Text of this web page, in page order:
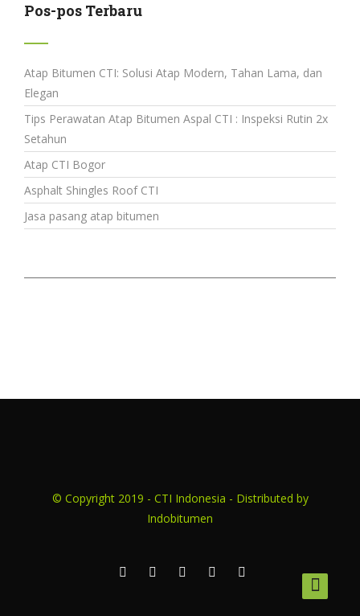
Pos-pos Terbaru
Atap Bitumen CTI: Solusi Atap Modern, Tahan Lama, dan
Elegan
Tips Perawatan Atap Bitumen Aspal CTI : Inspeksi Rutin 2x
Setahun
Atap CTI Bogor
Asphalt Shingles Roof CTI
Jasa pasang atap bitumen
© Copyright 2019 - CTI Indonesia - Distributed by
Indobitumen